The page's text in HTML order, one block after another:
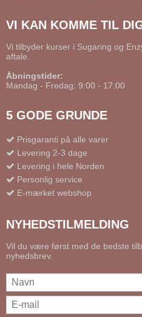
VI KAN KOMME TIL
Vi tilbyder kurser i Sugaring og
aftale.
Åbningstider:
Mandag - Fredag: 9:00 - 17:00
5 GODE GRUNDE
Prisgaranti på alle varer
Levering 2-3 dage
Levering i hele Norden
Personlig service
E-mærket webshop
NYHEDSTILMELDING
Vil du være først med de bedste
nyhedsbrev.